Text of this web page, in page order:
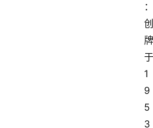
：
创
牌
于
1
9
5
3